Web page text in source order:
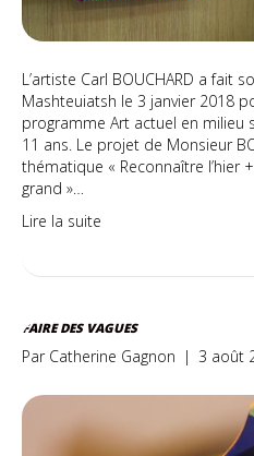
L’artiste Carl BOUCHARD a fait
Mashteuiatsh le 3 janvier 2018
programme Art actuel en milieu
11 ans. Le projet de Monsieur
thématique « Reconnaître l’hier
grand »…
Lire la suite
FAIRE DES VAGUES
Par Catherine Gagnon | 3 août